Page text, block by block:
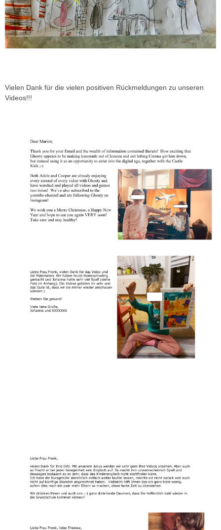
Vielen Dank für die vielen positiven Rückmeldungen zu unseren
Videos!!!